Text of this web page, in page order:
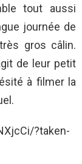
tout aussi
journée de
gros câlin.
de leur petit
à filmer la
?taken-